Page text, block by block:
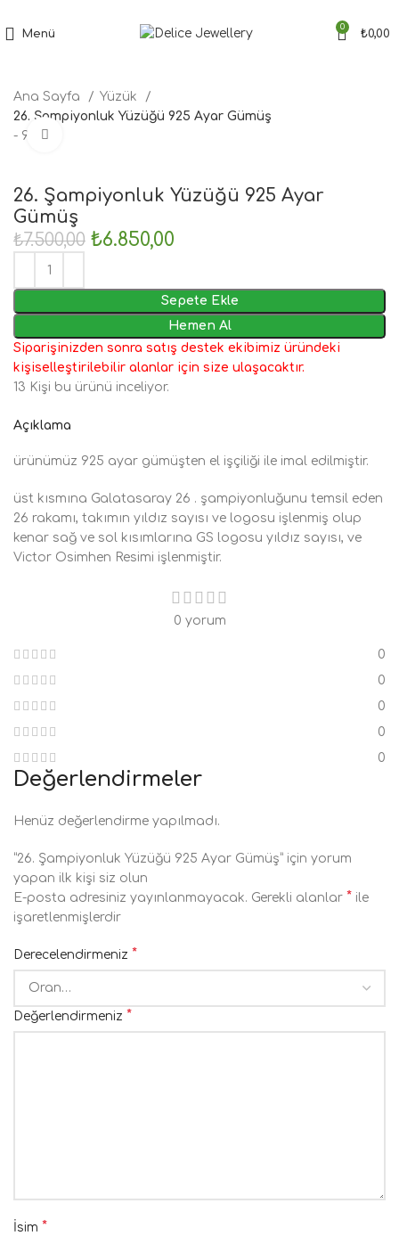
Menü
0
₺0,00
Ana Sayfa
Yüzük
26. Şampiyonluk Yüzüğü 925 Ayar Gümüş
- 9%
26. Şampiyonluk Yüzüğü 925 Ayar
Gümüş
₺7.500,00 ₺6.850,00
Sepete Ekle
Hemen Al
Siparişinizden sonra satış destek ekibimiz üründeki
kişiselleştirilebilir alanlar için size ulaşacaktır.
13 Kişi bu ürünü inceliyor.
Açıklama
ürünümüz 925 ayar gümüşten el işçiliği ile imal edilmiştir.
üst kısmına Galatasaray 26 . şampiyonluğunu temsil eden
26 rakamı, takımın yıldız sayısı ve logosu işlenmiş olup
kenar sağ ve sol kısımlarına GS logosu yıldız sayısı, ve
Victor Osimhen Resimi işlenmiştir.
0 yorum
0
0
0
0
0
Değerlendirmeler
Henüz değerlendirme yapılmadı.
“26. Şampiyonluk Yüzüğü 925 Ayar Gümüş” için yorum
yapan ilk kişi siz olun
E-posta adresiniz yayınlanmayacak. Gerekli alanlar * ile
işaretlenmişlerdir
Derecelendirmeniz *
Değerlendirmeniz *
İsim *